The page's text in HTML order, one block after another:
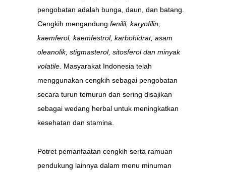
pengobatan adalah bunga, daun, dan batang.
Cengkih mengandung fenilil, karyofilin,
kaemferol, kaemfestrol, karbohidrat, asam
oleanolik, stigmasterol, sitosferol dan minyak
volatile. Masyarakat Indonesia telah
menggunakan cengkih sebagai pengobatan
secara turun temurun dan sering disajikan
sebagai wedang herbal untuk meningkatkan
kesehatan dan stamina.
Potret pemanfaatan cengkih serta ramuan
pendukung lainnya dalam menu minuman